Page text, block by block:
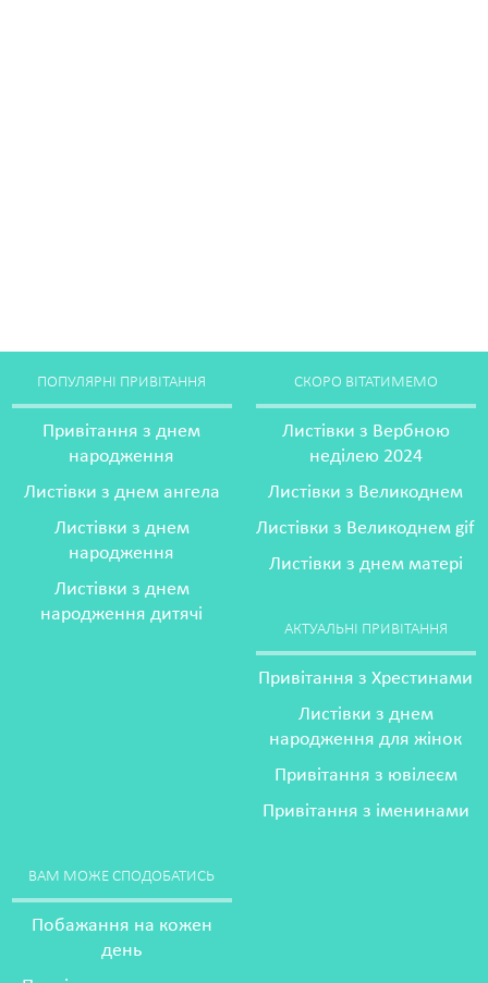
ПОПУЛЯРНІ ПРИВІТАННЯ
Привітання з днем
народження
Листівки з днем ангела
Листівки з днем
народження
Листівки з днем
народження дитячі
СКОРО ВІТАТИМЕМО
Листівки з Вербною
неділею 2024
Листівки з Великоднем
Листівки з Великоднем gif
Листівки з днем матері
АКТУАЛЬНІ ПРИВІТАННЯ
Привітання з Хрестинами
Листівки з днем
народження для жінок
Привітання з ювілеєм
Привітання з іменинами
ВАМ МОЖЕ СПОДОБАТИСЬ
Побажання на кожен
день